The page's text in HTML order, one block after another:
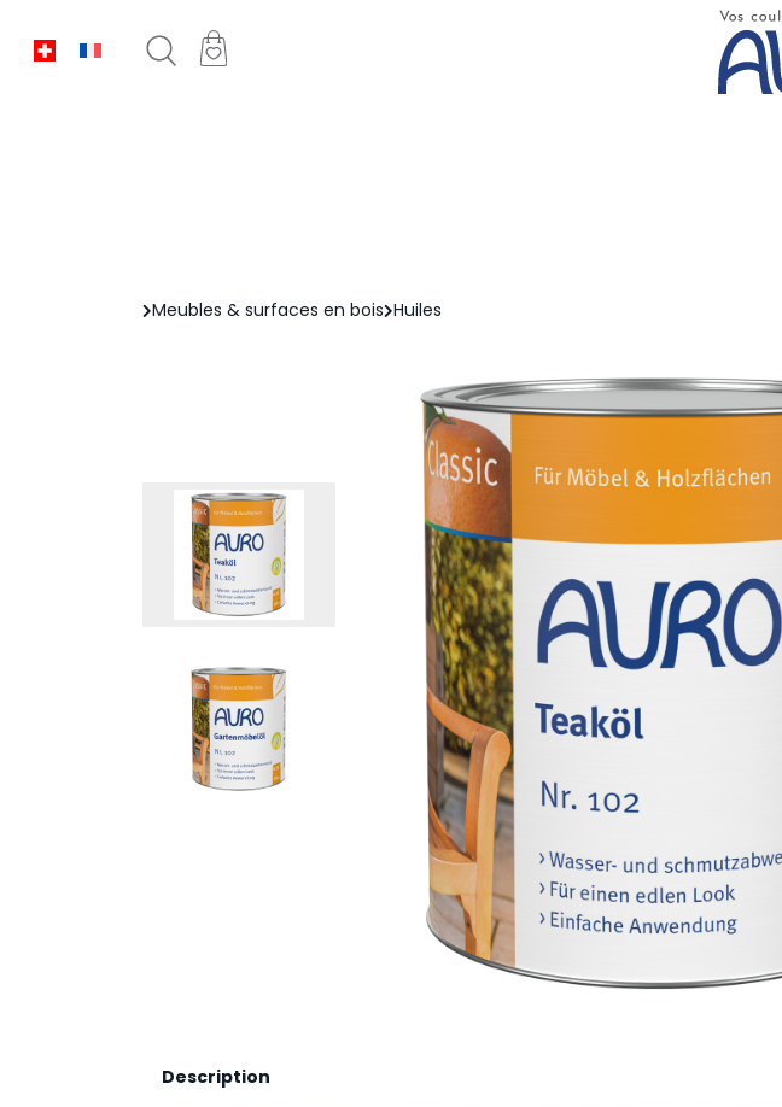
Meubles & surfaces en bois Huiles
Description